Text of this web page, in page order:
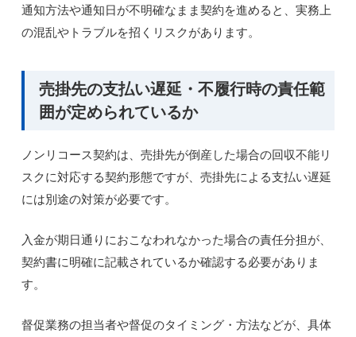
通知方法や通知日が不明確なまま契約を進めると、実務上
の混乱やトラブルを招くリスクがあります。
売掛先の支払い遅延・不履行時の責任範
囲が定められているか
ノンリコース契約は、売掛先が倒産した場合の回収不能リ
スクに対応する契約形態ですが、売掛先による支払い遅延
には別途の対策が必要です。
入金が期日通りにおこなわれなかった場合の責任分担が、
契約書に明確に記載されているか確認する必要がありま
す。
督促業務の担当者や督促のタイミング・方法などが、具体